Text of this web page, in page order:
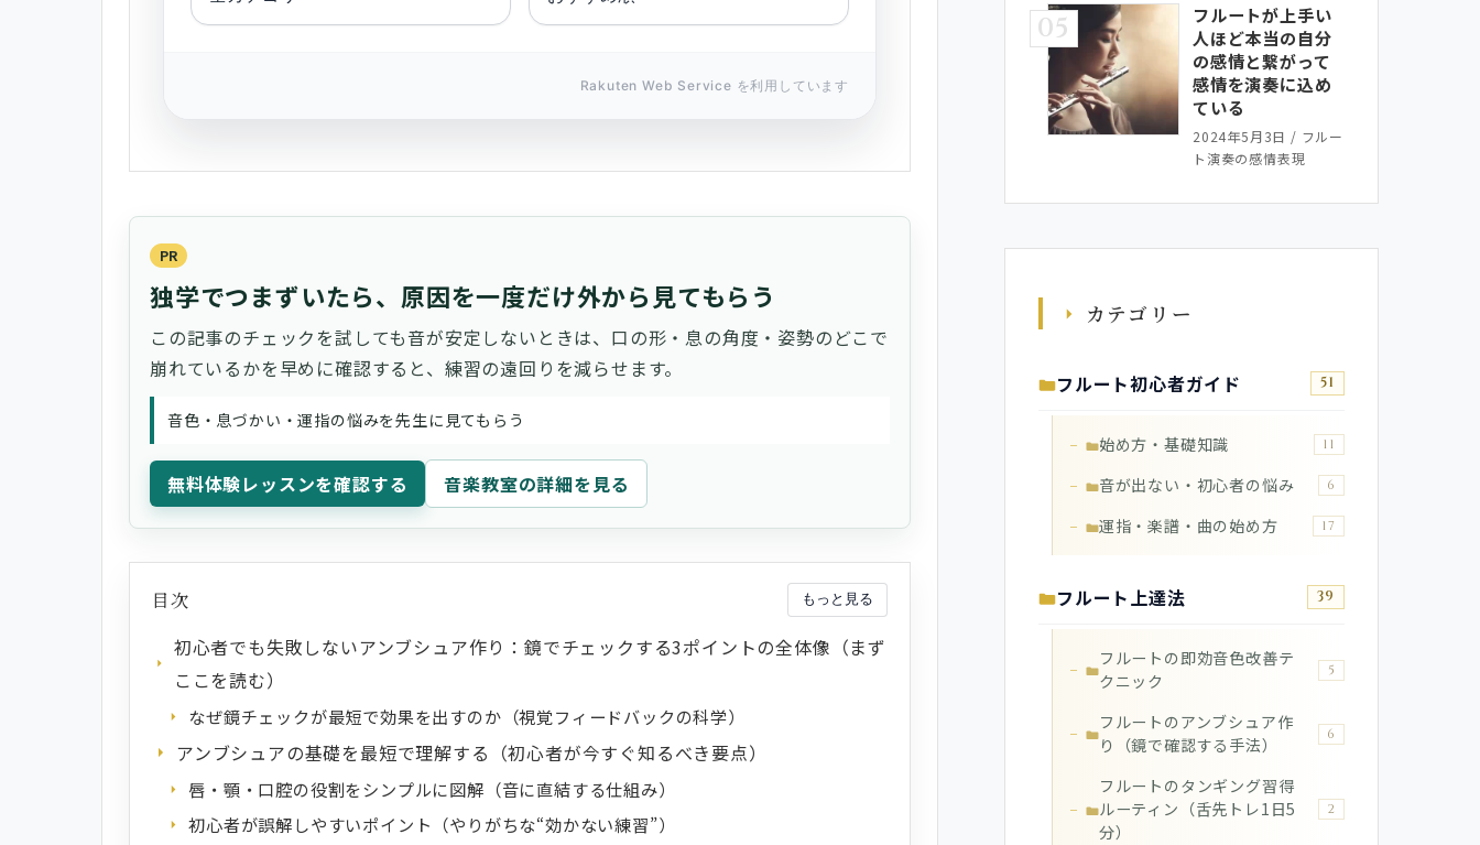
Rakuten Web Service を利用しています
PR
独学でつまずいたら、原因を一度だけ外から見てもらう
この記事のチェックを試しても音が安定しないときは、口の形・息の角度・姿勢のどこで
崩れているかを早めに確認すると、練習の遠回りを減らせます。
音色・息づかい・運指の悩みを先生に見てもらう
無料体験レッスンを確認する 音楽教室の詳細を見る
目次 もっと見る
初心者でも失敗しないアンブシュア作り：鏡でチェックする3ポイントの全体像（まず
ここを読む）
なぜ鏡チェックが最短で効果を出すのか（視覚フィードバックの科学）
アンブシュアの基礎を最短で理解する（初心者が今すぐ知るべき要点）
唇・顎・口腔の役割をシンプルに図解（音に直結する仕組み）
初心者が誤解しやすいポイント（やりがちな“効かない練習”）
05
フルートが上手い
人ほど本当の自分
の感情と繋がって
感情を演奏に込め
ている
2024年5月3日 / フルー
ト演奏の感情表現
カテゴリー
フルート初心者ガイド 51
始め方・基礎知識 11
音が出ない・初心者の悩み 6
運指・楽譜・曲の始め方 17
フルート上達法 39
フルートの即効音色改善テ
クニック
5
フルートのアンブシュア作
り（鏡で確認する手法）
6
フルートのタンギング習得
ルーティン（舌先トレ1日5
分）
2